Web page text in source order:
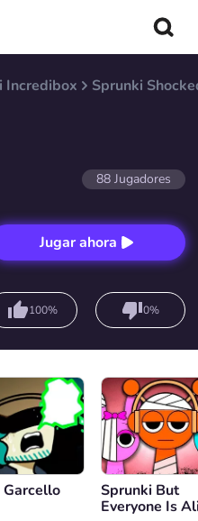
Incredibox Sprunki
88 Jugadores
Jugar ahora
100% 0%
Garcello
Sprunki But
Everyone Is